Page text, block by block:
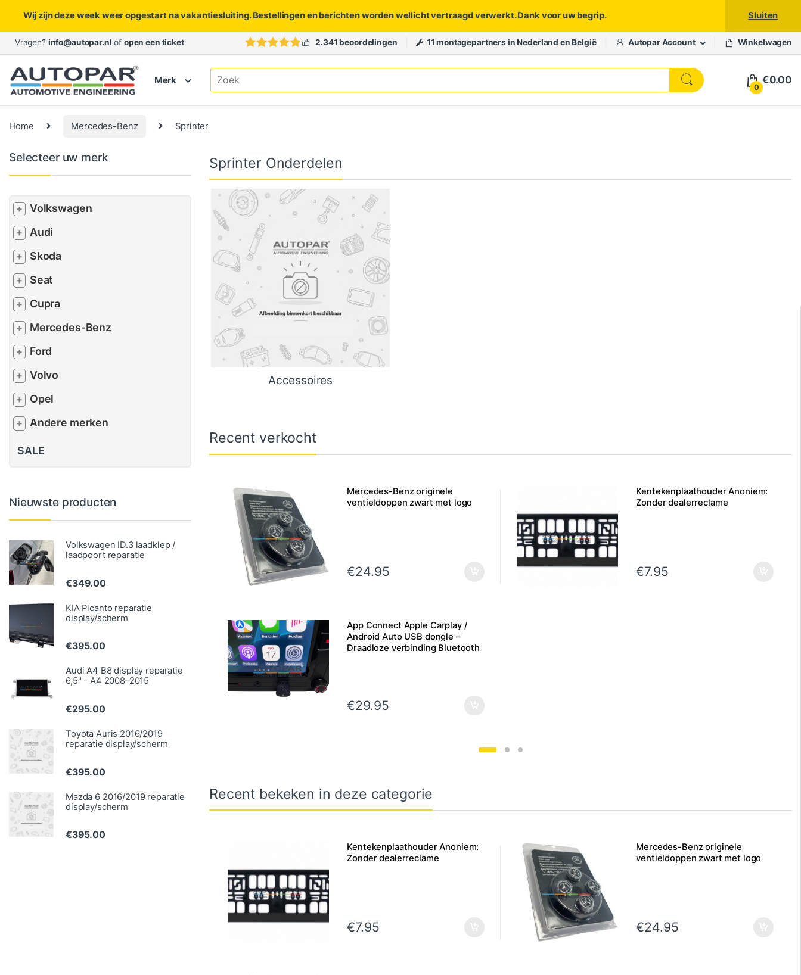
Wij zijn deze week weer opgestart na vakantiesluiting. Bestellingen en berichten worden wellicht vertraagd verwerkt. Dank voor uw begrip. Sluiten
Skip to navigation
Skip to content
Vragen? info@autopar.nl of open een ticket 2.341 beoordelingen 11 montagepartners in Nederland en België Autopar Account Winkelwagen
Merk
Search for:
0
€0.00
Home Mercedes-Benz Sprinter
Sprinter Onderdelen
Accessoires
Recent verkocht
Mercedes-Benz originele
ventieldoppen zwart met logo
€24.95
Kentekenplaathouder Anoniem:
Zonder dealerreclame
€7.95
App Connect Apple Carplay /
Android Auto USB dongle –
Draadloze verbinding Bluetooth
€29.95
Recent bekeken in deze categorie
Kentekenplaathouder Anoniem:
Zonder dealerreclame
€7.95
Mercedes-Benz originele
ventieldoppen zwart met logo
€24.95
Selecteer uw merk
+ Volkswagen
+ Audi
+ Skoda
+ Seat
+ Cupra
+ Mercedes-Benz
+ Ford
+ Volvo
+ Opel
+ Andere merken
SALE
Nieuwste producten
Volkswagen ID.3 laadklep /
laadpoort reparatie
€349.00
KIA Picanto reparatie
display/scherm
€395.00
Audi A4 B8 display reparatie
6,5" - A4 2008–2015
€295.00
Toyota Auris 2016/2019
reparatie display/scherm
€395.00
Mazda 6 2016/2019 reparatie
display/scherm
€395.00